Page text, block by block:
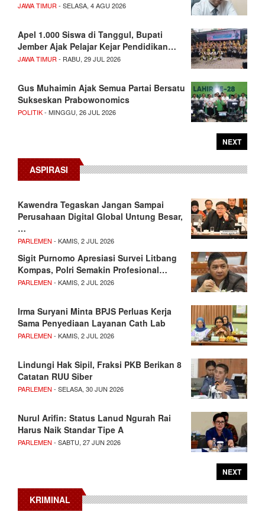
JAWA TIMUR - SELASA, 4 AGU 2026
Apel 1.000 Siswa di Tanggul, Bupati
Jember Ajak Pelajar Kejar Pendidikan…
JAWA TIMUR - RABU, 29 JUL 2026
Gus Muhaimin Ajak Semua Partai Bersatu
Sukseskan Prabowonomics
POLITIK- MINGGU, 26 JUL 2026
NEXT
ASPIRASI
Kawendra Tegaskan Jangan Sampai
Perusahaan Digital Global Untung Besar,
…
PARLEMEN - KAMIS, 2 JUL 2026
Sigit Purnomo Apresiasi Survei Litbang
Kompas, Polri Semakin Profesional…
PARLEMEN - KAMIS, 2 JUL 2026
Irma Suryani Minta BPJS Perluas Kerja
Sama Penyediaan Layanan Cath Lab
PARLEMEN - KAMIS, 2 JUL 2026
Lindungi Hak Sipil, Fraksi PKB Berikan 8
Catatan RUU Siber
PARLEMEN - SELASA, 30 JUN 2026
Nurul Arifin: Status Lanud Ngurah Rai
Harus Naik Standar Tipe A
PARLEMEN - SABTU, 27 JUN 2026
NEXT
KRIMINAL